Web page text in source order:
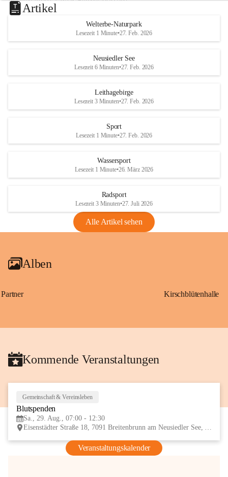
u
s
d
S
Weinbaugesetz sind nicht gepflegte oder
unzulässige Weingärten zu roden! Bitte
helfen wir zusammen um unsere Winzer
vor den prognostizierten Ernteausfällen
und den daraus folgenden wirtschaftlichen
Maßnahmen zur Bekämpfung
Rebe und der Amerikanischen
Anhang VBl. EU Nr. 18
1 Seite•1,4 MB
VBl. EU Nr. 18_2026
u
e
d
r
S
Artikel
Welterbe-Naturpark
Lesezeit 1 Minute•27. Feb. 2026
Neusiedler See
Lesezeit 6 Minuten•27. Feb. 2026
Leithagebirge
Lesezeit 3 Minuten•27. Feb. 2026
Sport
Lesezeit 1 Minute•27. Feb. 2026
Wassersport
Lesezeit 1 Minute•26. März 2026
Radsport
Lesezeit 3 Minuten•27. Juli 2026
Alle Artikel sehen
Alben
Partner Kirschblütenhalle
Kommende Veranstaltungen
Gemeinschaft & Vereinsleben
Blutspenden
Sa., 29. Aug., 07:00 - 12:30
Eisenstädter Straße 18, 7091 Breitenbrunn am Neusiedler See, AUT
Veranstaltungskalender